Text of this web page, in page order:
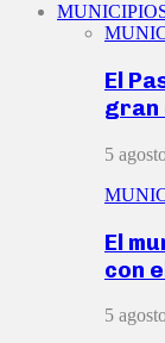
El
gran
5
El
con
5